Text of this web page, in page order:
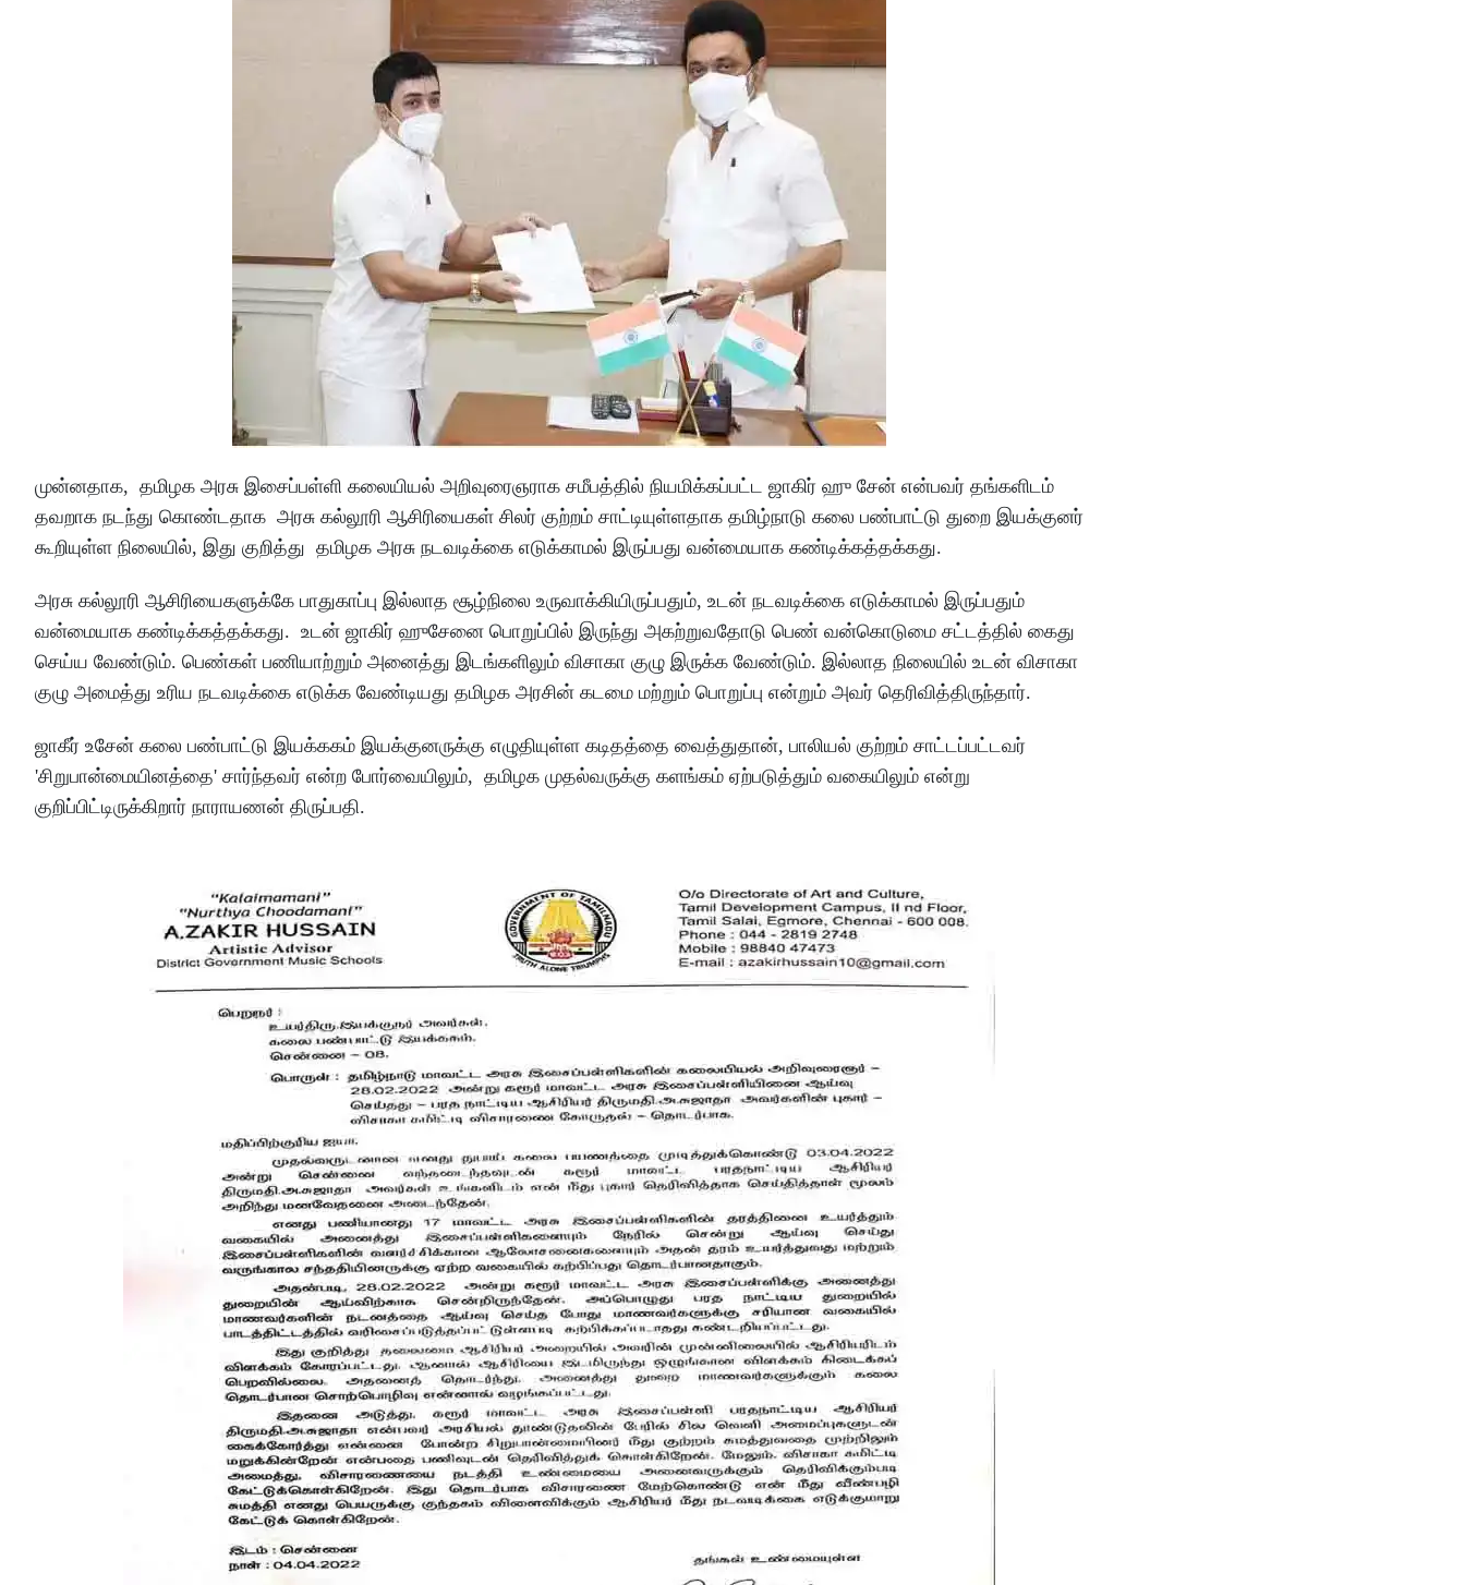
முன்னதாக, தமிழக அரசு இசைப்பள்ளி கலையியல் அறிவுரைஞராக சமீபத்தில் நியமிக்கப்பட்ட ஜாகிர் ஹு சேன் என்பவர் தங்களிடம்
தவறாக நடந்து கொண்டதாக அரசு கல்லூரி ஆசிரியைகள் சிலர் குற்றம் சாட்டியுள்ளதாக தமிழ்நாடு கலை பண்பாட்டு துறை இயக்குனர்
கூறியுள்ள நிலையில், இது குறித்து தமிழக அரசு நடவடிக்கை எடுக்காமல் இருப்பது வன்மையாக கண்டிக்கத்தக்கது.
அரசு கல்லூரி ஆசிரியைகளுக்கே பாதுகாப்பு இல்லாத சூழ்நிலை உருவாக்கியிருப்பதும், உடன் நடவடிக்கை எடுக்காமல் இருப்பதும்
வன்மையாக கண்டிக்கத்தக்கது. உடன் ஜாகிர் ஹுசேனை பொறுப்பில் இருந்து அகற்றுவதோடு பெண் வன்கொடுமை சட்டத்தில் கைது
செய்ய வேண்டும். பெண்கள் பணியாற்றும் அனைத்து இடங்களிலும் விசாகா குழு இருக்க வேண்டும். இல்லாத நிலையில் உடன் விசாகா
குழு அமைத்து உரிய நடவடிக்கை எடுக்க வேண்டியது தமிழக அரசின் கடமை மற்றும் பொறுப்பு என்றும் அவர் தெரிவித்திருந்தார்.
ஜாகீர் உசேன் கலை பண்பாட்டு இயக்ககம் இயக்குனருக்கு எழுதியுள்ள கடிதத்தை வைத்துதான், பாலியல் குற்றம் சாட்டப்பட்டவர்
'சிறுபான்மையினத்தை' சார்ந்தவர் என்ற போர்வையிலும், தமிழக முதல்வருக்கு களங்கம் ஏற்படுத்தும் வகையிலும் என்று
குறிப்பிட்டிருக்கிறார் நாராயணன் திருப்பதி.